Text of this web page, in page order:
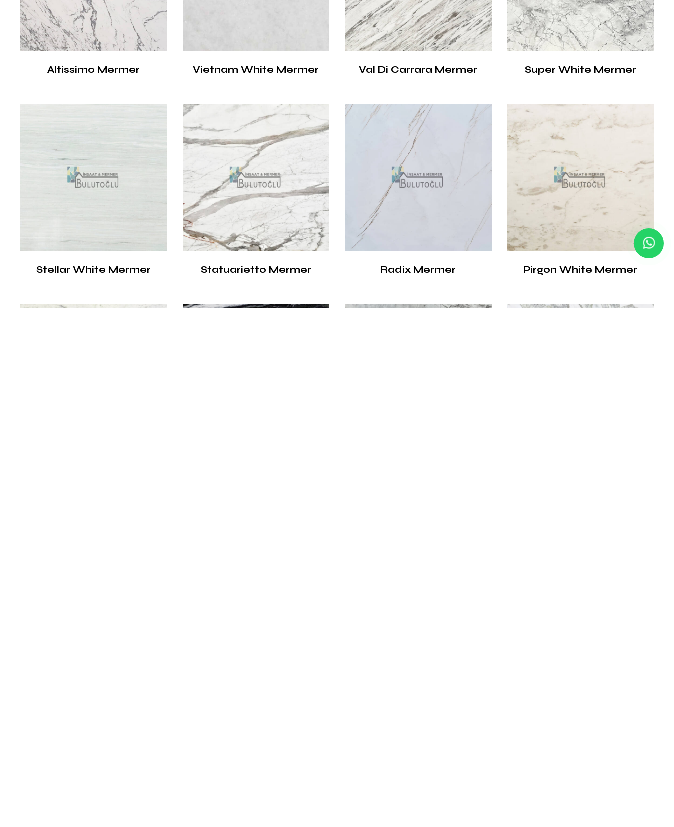
Altissimo Mermer Vietnam White Mermer Val Di Carrara Mermer Super White Mermer
Stellar White Mermer Statuarietto Mermer Radix Mermer Pirgon White Mermer